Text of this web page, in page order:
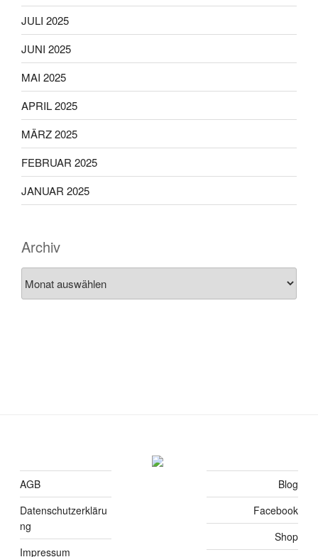
JULI 2025
JUNI 2025
MAI 2025
APRIL 2025
MÄRZ 2025
FEBRUAR 2025
JANUAR 2025
Archiv
AGB
Datenschutzerkläru
ng
Impressum
Blog
Facebook
Shop